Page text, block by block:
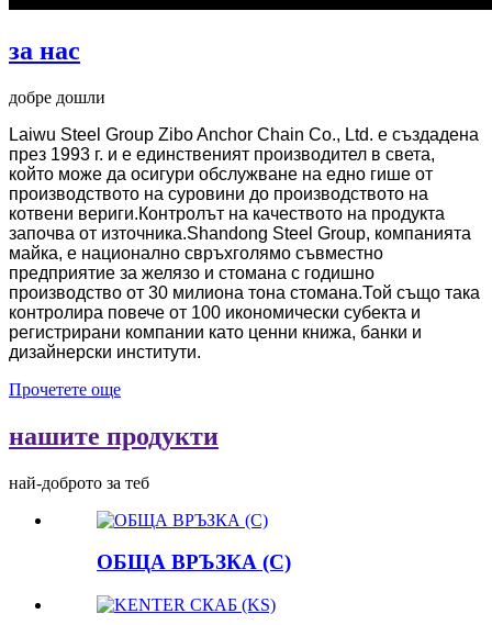
за нас
добре дошли
Laiwu Steel Group Zibo Anchor Chain Co., Ltd. е създадена
през 1993 г. и е единственият производител в света,
който може да осигури обслужване на едно гише от
производството на суровини до производството на
котвени вериги.Контролът на качеството на продукта
започва от източника.Shandong Steel Group, компанията
майка, е национално свръхголямо съвместно
предприятие за желязо и стомана с годишно
производство от 30 милиона тона стомана.Той също така
контролира повече от 100 икономически субекта и
регистрирани компании като ценни книжа, банки и
дизайнерски институти.
Прочетете още
нашите продукти
най-доброто за теб
ОБЩА ВРЪЗКА (C)